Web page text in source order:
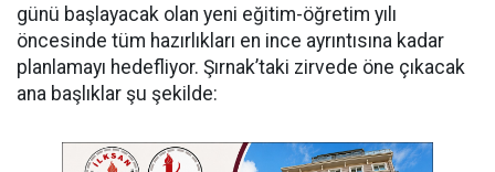
günü başlayacak olan yeni eğitim-öğretim yılı
öncesinde tüm hazırlıkları en ince ayrıntısına kadar
planlamayı hedefliyor. Şırnak’taki zirvede öne çıkacak
ana başlıklar şu şekilde: